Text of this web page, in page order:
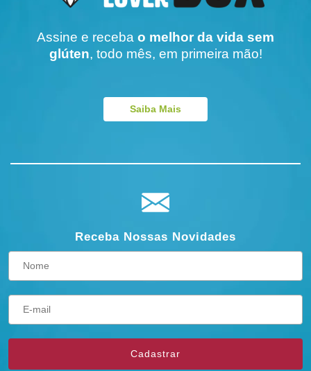
Assine e receba o melhor da vida sem
glúten, todo mês, em primeira mão!
Saiba Mais
Receba Nossas Novidades